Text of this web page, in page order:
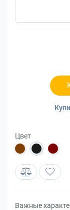
Цвет
Важные